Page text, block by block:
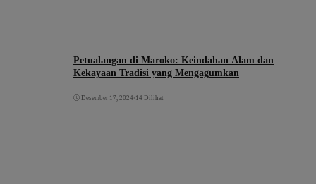
Petualangan di Maroko: Keindahan Alam dan
Kekayaan Tradisi yang Mengagumkan
Desember 17, 2024 • 14 Dilihat